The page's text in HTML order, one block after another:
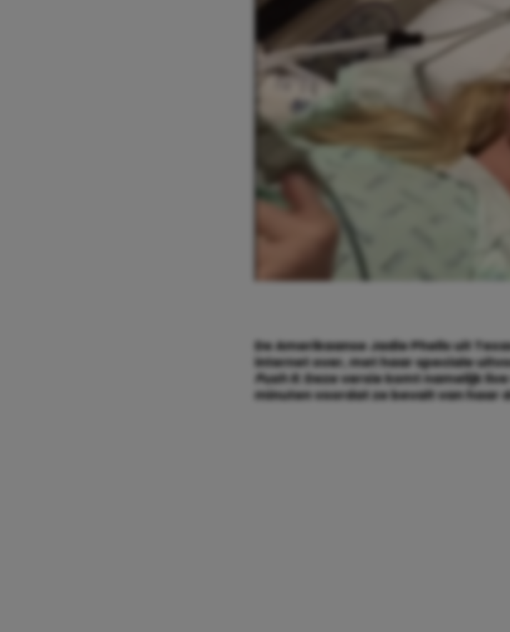
De Amerikaanse Jadie Phells uit
internet over, met haar speciale
Push It. Deze versie komt namelijk
minuten voordat ze bevalt van haar